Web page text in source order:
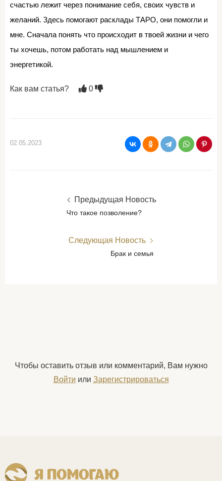
счастью лежит через понимание себя, своих чувств и
желаний. Здесь помогают расклады ТАРО, они помогли и
мне. Сначала понять что происходит в твоей жизни и чего
ты хочешь, потом работать над мышлением и
энергетикой.
Как вам статья? 0
02.05.2023
Предыдущая Новость
Что такое позволение?
Следующая Новость
Брак и семья
Чтобы оставить отзыв или комментарий, Вам нужно
Войти или Зарегистрироваться